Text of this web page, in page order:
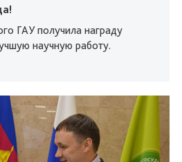
ГАУ получила награду
научную работу.